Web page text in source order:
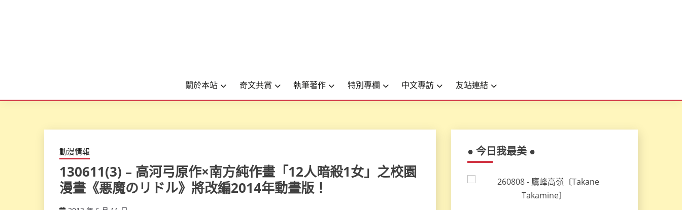
關於本站 奇文共賞 執筆著作 特別專欄 中文專訪 友站連結
動漫情報
130611(3) – 高河弓原作×南方純作畫「12人暗殺1女」之校園
漫畫《悪魔のリドル》將改編2014年動畫版！
● 今日我最美 ●